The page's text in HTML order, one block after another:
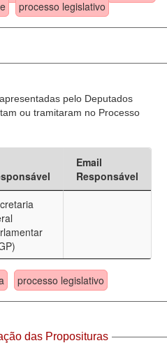
processo legislativo
pelo Deputados
ou tramitaram no Processo
Email
Responsável
processo legislativo
das Proposituras